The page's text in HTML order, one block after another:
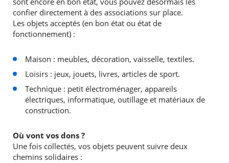
confier directement à des associations sur place.
Les objets acceptés (en bon état ou état de
fonctionnement) :
Maison : meubles, décoration, vaisselle, textiles.
Loisirs : jeux, jouets, livres, articles de sport.
Technique : petit électroménager, appareils
électriques, informatique, outillage et matériaux de
construction.
Où vont vos dons ?
Une fois collectés, vos objets peuvent suivre deux
chemins solidaires :